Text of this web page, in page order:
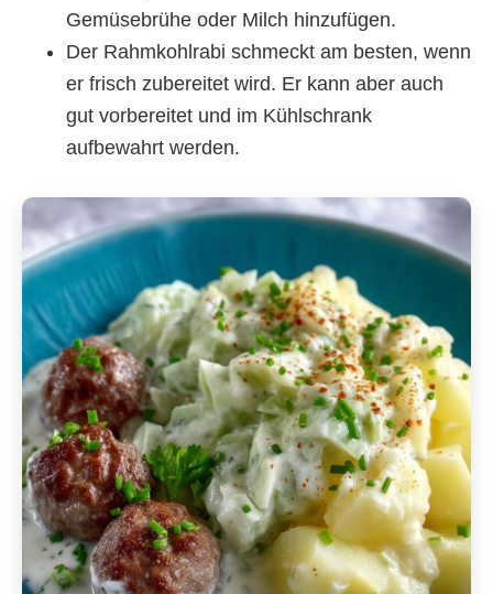
Gemüsebrühe oder Milch hinzufügen.
Der Rahmkohlrabi schmeckt am besten, wenn
er frisch zubereitet wird. Er kann aber auch
gut vorbereitet und im Kühlschrank
aufbewahrt werden.